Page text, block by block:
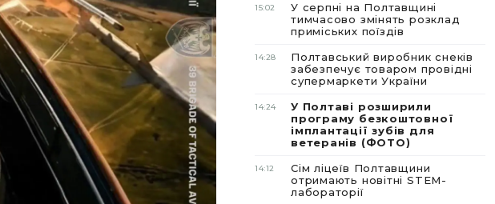
15:02
У серпні на Полтавщині
тимчасово змінять розклад
приміських поїздів
14:28
Полтавський виробник снеків
забезпечує товаром провідні
супермаркети України
14:24
У Полтаві розширили
програму безкоштовної
імплантації зубів для
ветеранів (ФОТО)
14:12
Сім ліцеїв Полтавщини
отримають новітні STEM-
лабораторії